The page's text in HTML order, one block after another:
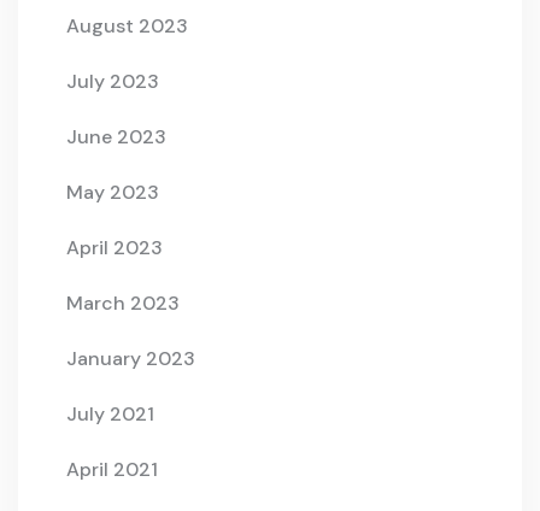
August 2023
July 2023
June 2023
May 2023
April 2023
March 2023
January 2023
July 2021
April 2021